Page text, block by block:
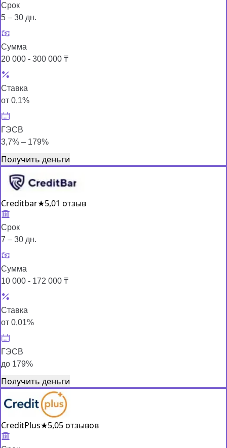
Срок
5 – 30 дн.
Сумма
20 000 - 300 000 ₸
Ставка
от 0,1%
ГЭСВ
3,7% – 179%
Получить деньги
Creditbar★5,01 отзыв
Срок
7 – 30 дн.
Сумма
10 000 - 172 000 ₸
Ставка
от 0,01%
ГЭСВ
до 179%
Получить деньги
CreditPlus★5,05 отзывов